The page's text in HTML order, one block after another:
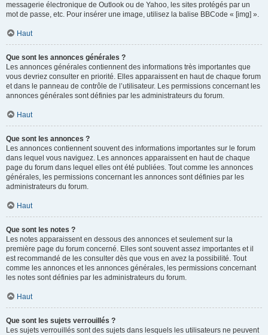
messagerie électronique de Outlook ou de Yahoo, les sites protégés par un
mot de passe, etc. Pour insérer une image, utilisez la balise BBCode « [img] ».
Haut
Que sont les annonces générales ?
Les annonces générales contiennent des informations très importantes que
vous devriez consulter en priorité. Elles apparaissent en haut de chaque forum
et dans le panneau de contrôle de l’utilisateur. Les permissions concernant les
annonces générales sont définies par les administrateurs du forum.
Haut
Que sont les annonces ?
Les annonces contiennent souvent des informations importantes sur le forum
dans lequel vous naviguez. Les annonces apparaissent en haut de chaque
page du forum dans lequel elles ont été publiées. Tout comme les annonces
générales, les permissions concernant les annonces sont définies par les
administrateurs du forum.
Haut
Que sont les notes ?
Les notes apparaissent en dessous des annonces et seulement sur la
première page du forum concerné. Elles sont souvent assez importantes et il
est recommandé de les consulter dès que vous en avez la possibilité. Tout
comme les annonces et les annonces générales, les permissions concernant
les notes sont définies par les administrateurs du forum.
Haut
Que sont les sujets verrouillés ?
Les sujets verrouillés sont des sujets dans lesquels les utilisateurs ne peuvent